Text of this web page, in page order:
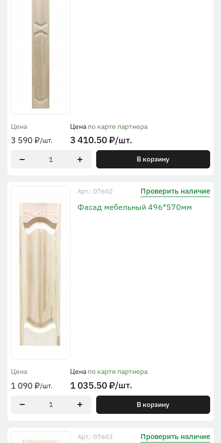
Цена
3 590₽/шт.
Цена по карте партнера
3 410.50₽/шт.
В корзину
Арт.: 07602 Проверить наличие
Фасад мебельный 496*570мм
Цена
1 090₽/шт.
Цена по карте партнера
1 035.50₽/шт.
В корзину
Арт.: 07603 Проверить наличие